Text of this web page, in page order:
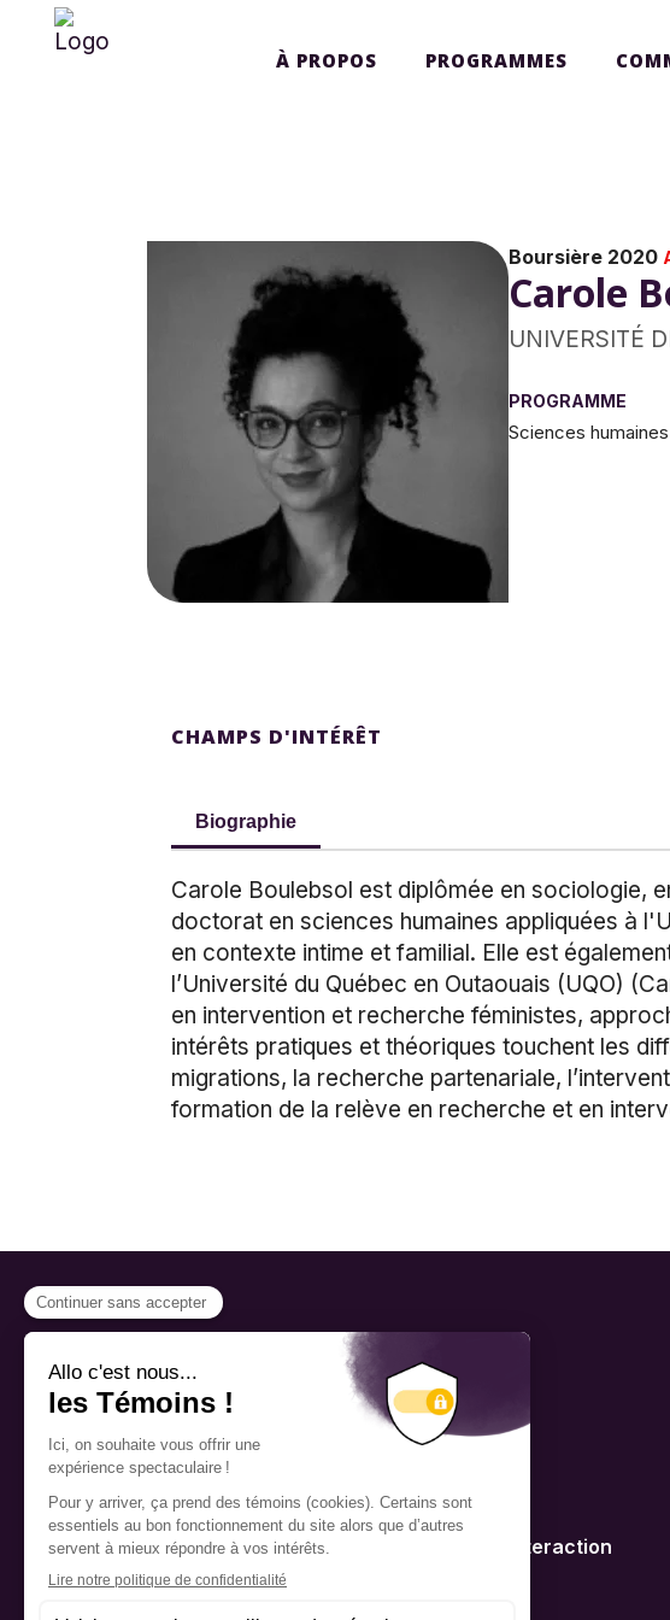
À PROPOS PROGRAMMES
Boursière 2020
Carole
UNIVERSITÉ
PROGRAMME
Sciences
CHAMPS D'INTÉRÊT
Biographie
Carole Boulebsol est diplômée en sociologie,
doctorat en sciences humaines appliquées à
en contexte intime et familial. Elle est
l’Université du Québec en Outaouais (UQO)
en intervention et recherche féministes,
intérêts pratiques et théoriques touchent les
migrations, la recherche partenariale,
formation de la relève en recherche et en
Nous reconnaissons
respectueusement que les
bureaux de la Fondation Pierre
territoire traditionnel de la nation
Kanien’kehá:ka (Mohawk), un
endroit qui a longtemps servi de
lieu de rencontre et d’échange
entre diverses nations.
PROGRAMMES
Bourse
Mentorat
Programme d’interaction